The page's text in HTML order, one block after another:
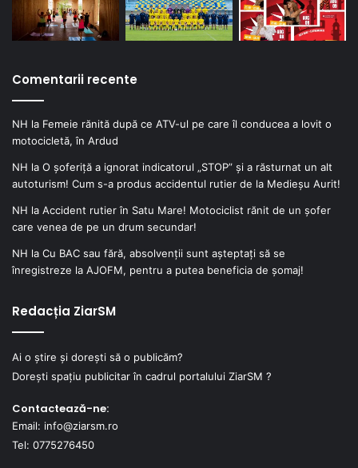
Comentarii recente
NH la Femeie rănită după ce ATV-ul pe care îl conducea a lovit o
motocicletă, în Ardud
NH la O șoferiță a ignorat indicatorul „STOP” și a răsturnat un alt
autoturism! Cum s-a produs accidentul rutier de la Medieșu Aurit!
NH la Accident rutier în Satu Mare! Motociclist rănit de un șofer
care venea de pe un drum secundar!
NH la Cu BAC sau fără, absolvenții sunt așteptați să se
înregistreze la AJOFM, pentru a putea beneficia de șomaj!
Redacția ZiarSM
Ai o știre și dorești să o publicăm?
Dorești spațiu publicitar în cadrul portalului ZiarSM ?
Contactează-ne:
Email: info@ziarsm.ro
Tel: 0775276450